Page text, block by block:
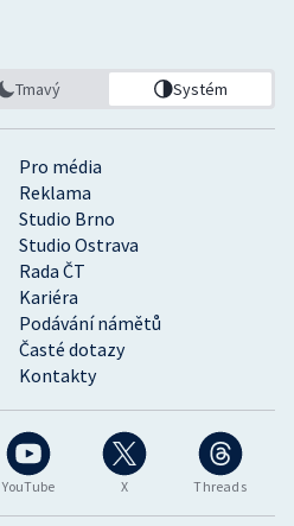
YouTube X Threads
Pro média
Reklama
Studio Brno
Studio Ostrava
Rada ČT
Kariéra
Podávání námětů
Časté dotazy
Kontakty
Tmavý Systém